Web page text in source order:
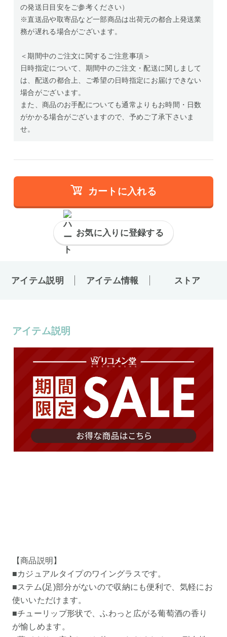
の発送日目安をご参考ください）
※直送品や取寄品など一部商品は出荷元の都合上発送業
務が遅れる場合がございます。
＜期間中のご注文に関するご注意事項＞
日時指定について、期間中のご注文・配送に関しまして
は、配送の都合上、ご希望の日時指定にお届けできない
場合がございます。
また、商品のお手配についても通常よりもお時間・日数
がかかる場合がございますので、予めご了承下さいま
せ。
カートに入れる
お気に入りに登録する
アイテム説明 アイテム情報 ストア
アイテム説明
【商品説明】
■カジュアルタイプのワイングラスです。
■ステム(足)部分がないので収納にも便利で、気軽にお
使いいただけます。
■チューリップ形状で、ふわっと広がる葡萄酒の香り
が愉しめます。